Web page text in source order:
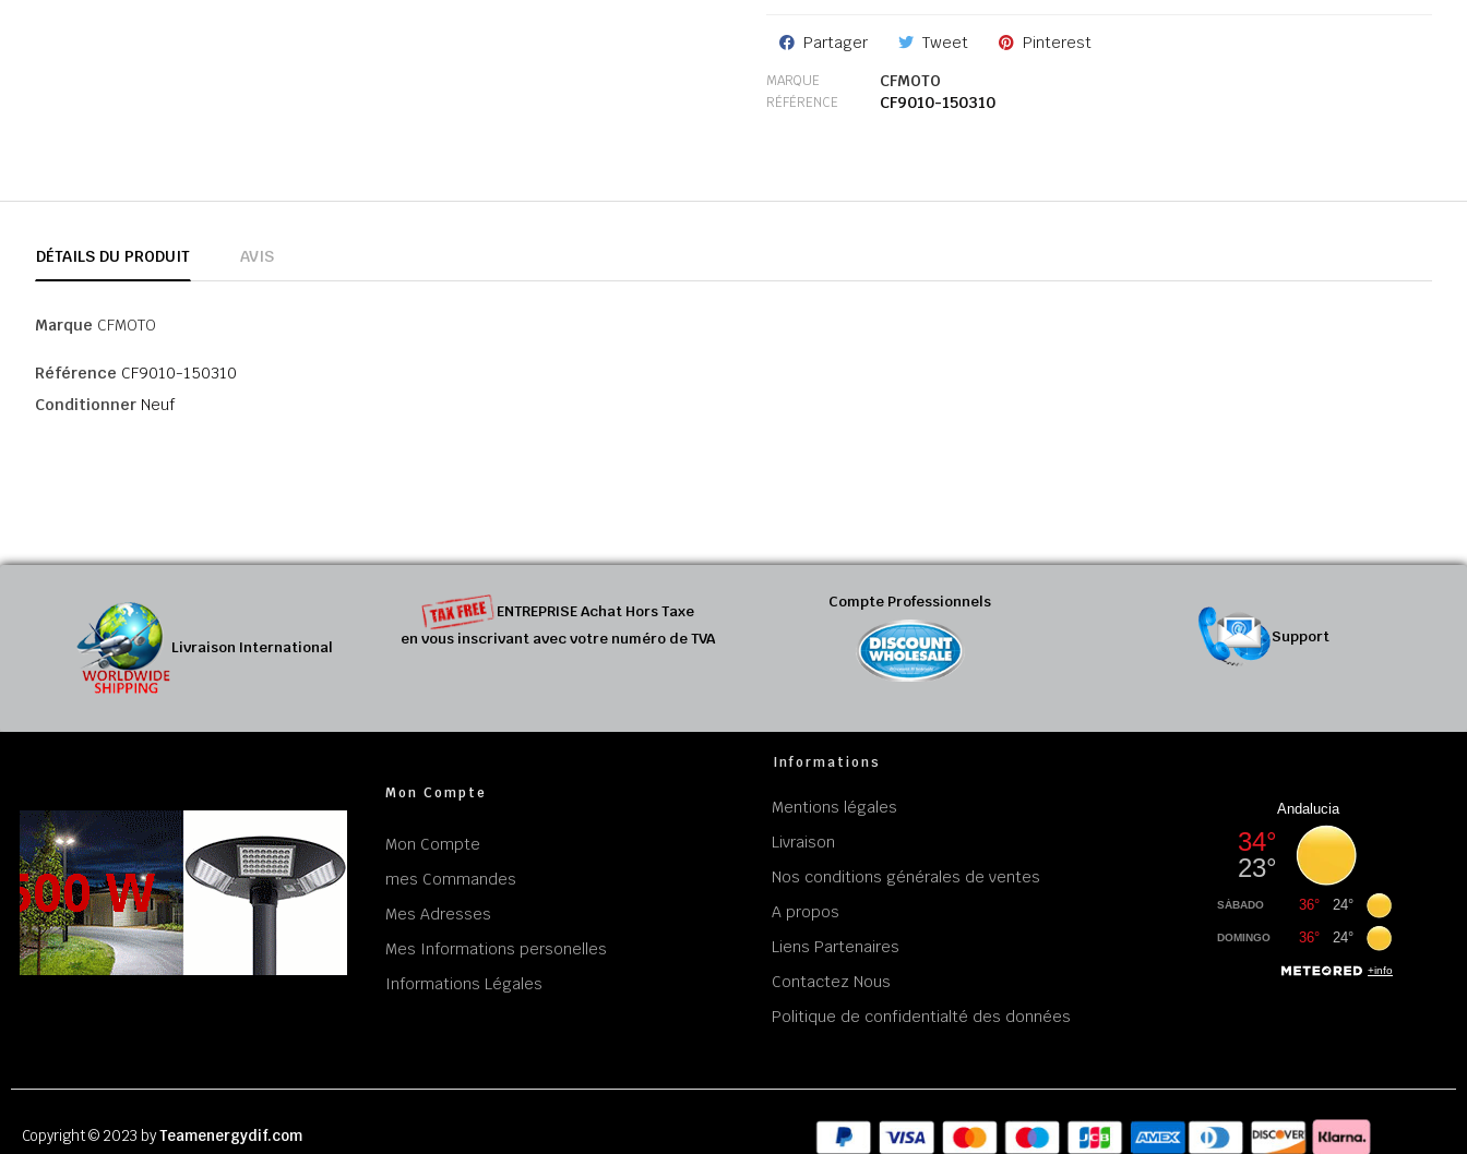
Partager Tweet Pinterest
MARQUE CFMOTO
RÉFÉRENCE CF9010-150310
DÉTAILS DU PRODUIT AVIS
Marque CFMOTO
Référence CF9010-150310
Conditionner Neuf
Livraison International
ENTREPRISE Achat Hors Taxe
en vous inscrivant avec votre numéro de TVA
Compte Professionnels
Support
Mon Compte
Mon Compte
mes Commandes
Mes Adresses
Mes Informations personelles
Informations Légales
Informations
Mentions légales
Livraison
Nos conditions générales de ventes
A propos
Liens Partenaires
Contactez Nous
Politique de confidentialté des données
Copyright © 2023 byTeamenergydif.com